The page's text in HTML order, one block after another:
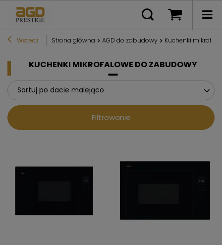
Wstecz Strona główna AGD do zabudowy Kuchenki
KUCHENKI MIKROFALOWE DO ZABUDOWY
Sortuj po dacie malejąco
Filtrowanie